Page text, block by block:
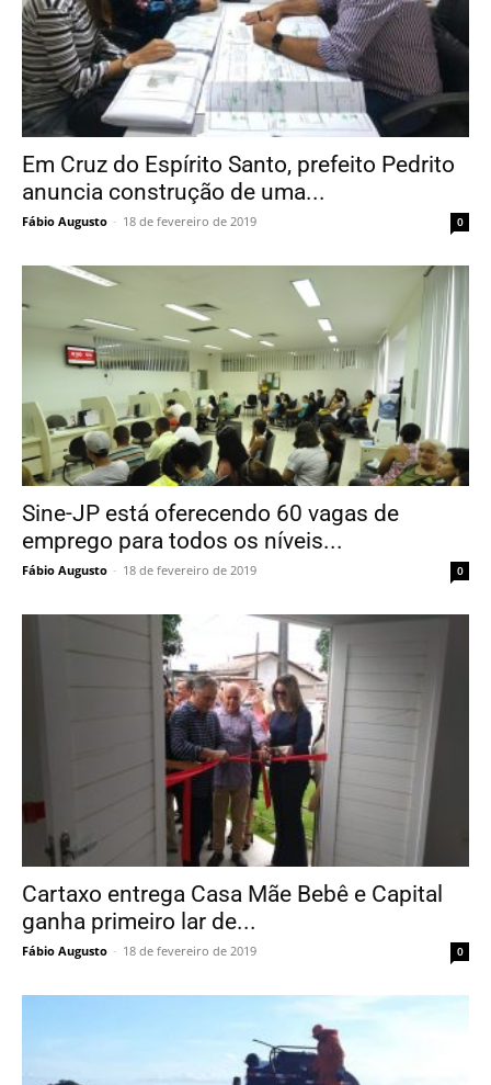
Em Cruz do Espírito Santo, prefeito Pedrito
anuncia construção de uma...
Fábio Augusto - 18 de fevereiro de 2019 0
Sine-JP está oferecendo 60 vagas de
emprego para todos os níveis...
Fábio Augusto - 18 de fevereiro de 2019 0
Cartaxo entrega Casa Mãe Bebê e Capital
ganha primeiro lar de...
Fábio Augusto - 18 de fevereiro de 2019 0